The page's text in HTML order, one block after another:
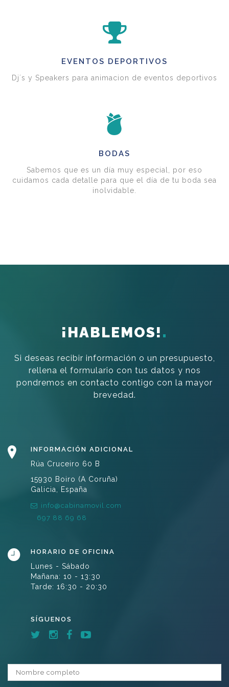
EVENTOS DEPORTIVOS
Dj´s y Speakers para animacion de eventos deportivos
BODAS
Sabemos que es un día muy especial, por eso
cuidamos cada detalle para que el día de tu boda sea
inolvidable.
¡HABLEMOS!
Si deseas recibir información o un presupuesto,
rellena el formulario con tus datos y nos
pondremos en contacto contigo con la mayor
brevedad.
INFORMACIÓN ADICIONAL
Rúa Cruceiro 60 B
15930 Boiro (A Coruña)
Galicia, España
info@cabinamovil.com
697 88 69 68
HORARIO DE OFICINA
Lunes - Sábado
Mañana: 10 - 13:30
Tarde: 16:30 - 20:30
SÍGUENOS
Nombre completo